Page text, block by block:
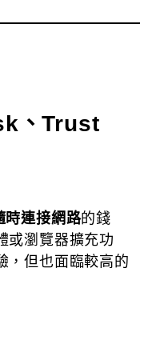
、Trust
時連接網路的錢
或瀏覽器擴充功
，但也面臨較高的